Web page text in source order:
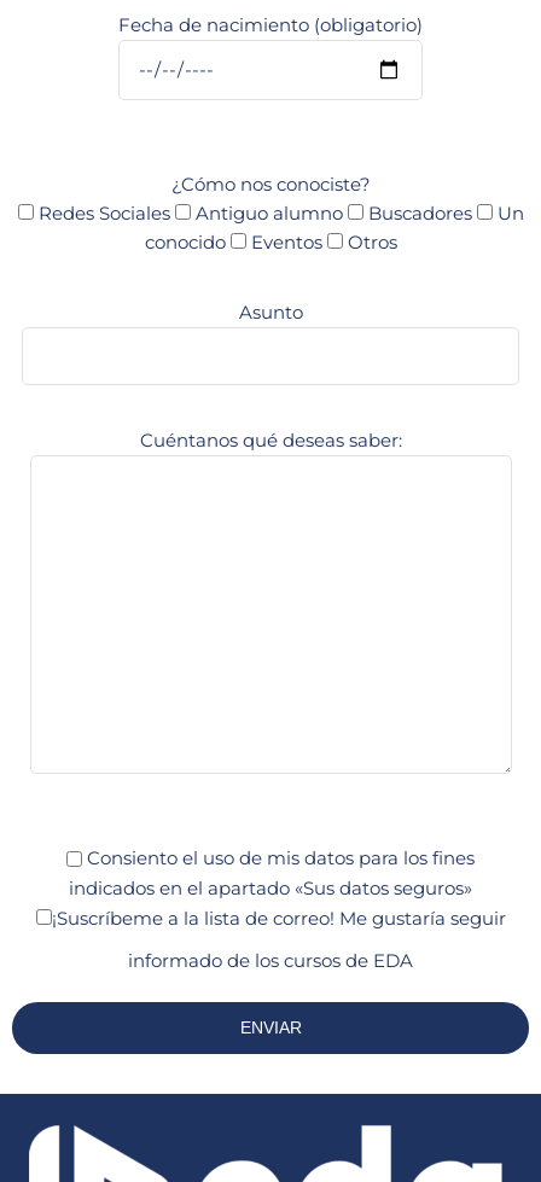
Fecha de nacimiento (obligatorio)
¿Cómo nos conociste?
Redes Sociales
Antiguo alumno Buscadores
Un
conocido
Eventos Otros
Asunto
Cuéntanos qué deseas saber:
Consiento el uso de mis datos para los fines
indicados en el apartado «Sus datos seguros»
¡Suscríbeme a la lista de correo! Me gustaría seguir
informado de los cursos de EDA